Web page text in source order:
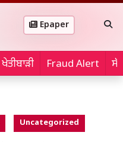
Epaper
ਖੇਤੀਬਾੜੀ Fraud Alert
Uncategorized